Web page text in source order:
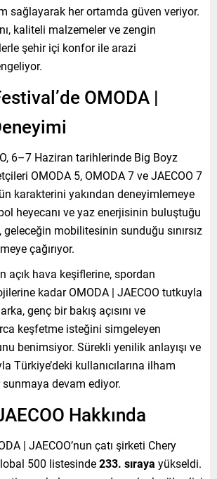
sağlayarak her ortamda güven veriyor.
kaliteli malzemeler ve zengin
şehir içi konfor ile arazi
OMODA |
6–7 Haziran tarihlerinde Big Boyz
OMODA 5, OMODA 7 ve JAECOO 7
karakterini yakından deneyimlemeye
heyecanı ve yaz enerjisinin buluştuğu
mobilitesinin sunduğu sınırsız
çağırıyor.
açık hava keşiflerine, spordan
kadar OMODA | JAECOO tutkuyla
genç bir bakış açısını ve
keşfetme isteğini simgeleyen
benimsiyor. Sürekli yenilik anlayışı ve
Türkiye’deki kullanıcılarına ilham
devam ediyor.
Hakkında
| JAECOO’nun çatı şirketi Chery
500 listesinde233. sıraya yükseldi.